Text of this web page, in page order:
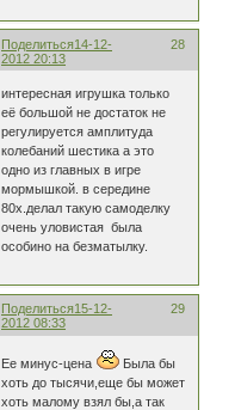
Поделиться 28
14-12-
2012 20:13
интересная игрушка только
её большой не достаток не
регулируется амплитуда
колебаний шестика а это
одно из главных в игре
мормышкой. в середине
80х.делал такую самоделку
очень уловистая была
особино на безматылку.
Поделиться 29
15-12-
2012 08:33
Ее минус-цена
Была бы
хоть до тысячи,еще бы может
хоть малому взял бы,а так